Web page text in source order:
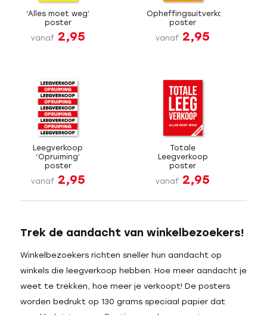
‘Alles moet weg’
poster
vanaf 2,95
Opheffingsuitverkoop
poster
vanaf 2,95
Leegverkoop
‘Opruiming’
poster
vanaf 2,95
Totale
Leegverkoop
poster
vanaf 2,95
Trek de aandacht van winkelbezoekers!
Winkelbezoekers richten sneller hun aandacht op
winkels die leegverkoop hebben. Hoe meer aandacht je
weet te trekken, hoe meer je verkoopt! De posters
worden bedrukt op 130 grams speciaal papier dat